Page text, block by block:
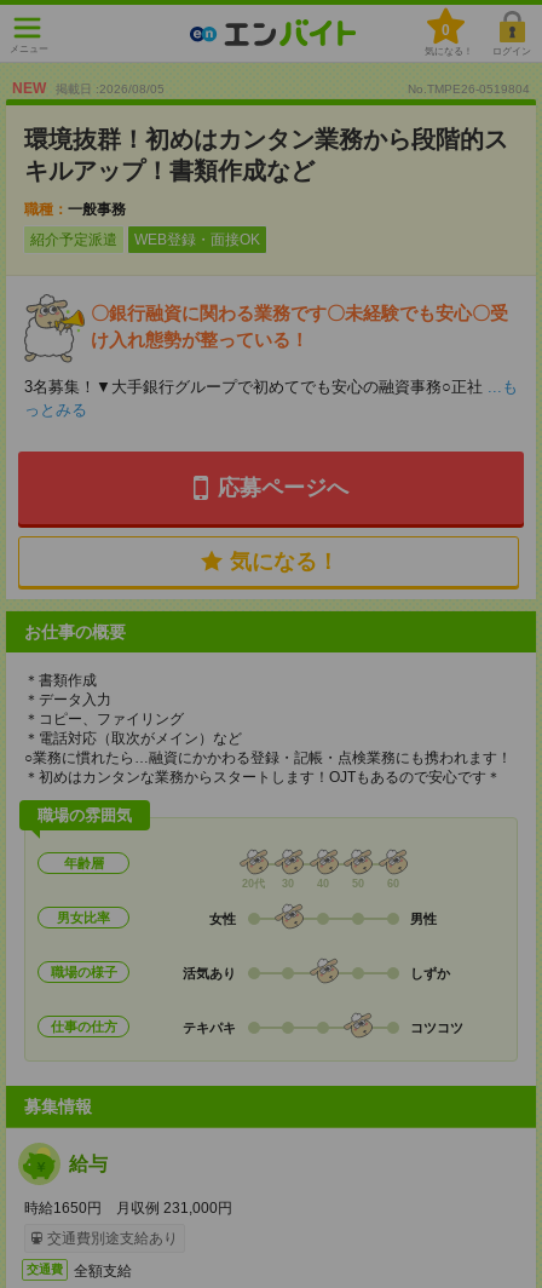
メニュー
0
気になる！ ログイン
NEW 掲載日 :2026/08/05 No.TMPE26-0519804
環境抜群！初めはカンタン業務から段階的ス
キルアップ！書類作成など
職種： 一般事務
紹介予定派遣
WEB登録・面接OK
〇銀行融資に関わる業務です〇未経験でも安心〇受
け入れ態勢が整っている！
3名募集！▼大手銀行グループで初めてでも安心の融資事務○正社 ...も
っとみる
応募ページへ
気になる！
お仕事の概要
＊書類作成
＊データ入力
＊コピー、ファイリング
＊電話対応（取次がメイン）など
○業務に慣れたら…融資にかかわる登録・記帳・点検業務にも携われます！
＊初めはカンタンな業務からスタートします！OJTもあるので安心です＊
職場の雰囲気
年齢層
20代 30 40 50 60
男女比率 女性 男性
職場の様子 活気あり しずか
仕事の仕方 テキパキ コツコツ
募集情報
給与
時給1650円 月収例 231,000円
交通費別途支給あり
交通費 全額支給